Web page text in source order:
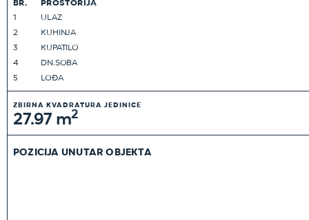
BR.
PROSTORIJA
1
ULAZ
2
KUHINJA
3
KUPATILO
4
DN.SOBA
5
LOĐA
ZBIRNA KVADRATURA JEDINICE
27.97 m2
POZICIJA UNUTAR OBJEKTA